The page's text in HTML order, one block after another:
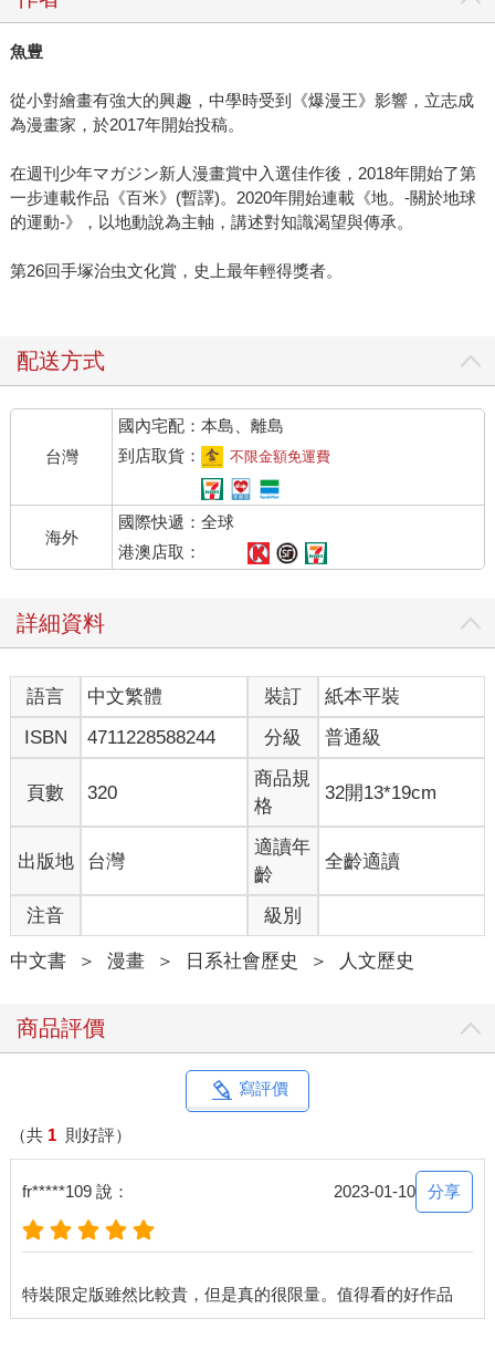
魚豊
從小對繪畫有強大的興趣，中學時受到《爆漫王》影響，立志成
為漫畫家，於2017年開始投稿。
在週刊少年マガジン新人漫畫賞中入選佳作後，2018年開始了第
一步連載作品《百米》(暫譯)。2020年開始連載《地。-關於地球
的運動-》，以地動說為主軸，講述對知識渴望與傳承。
第26回手塚治虫文化賞，史上最年輕得獎者。
配送方式
台灣
國內宅配：本島、離島
到店取貨：
不限金額免運費
海外
國際快遞：全球
港澳店取：
詳細資料
語言 中文繁體 裝訂
紙本平裝
ISBN
4711228588244 分級 普通級
頁數 320
商品規
格
32開13*19cm
出版地 台灣
適讀年
齡
全齡適讀
注音 級別
中文書 ＞ 漫畫 ＞ 日系社會歷史 ＞ 人文歷史
商品評價
寫評價
（共 1 則好評）
fr*****109 說： 2023-01-10 分享